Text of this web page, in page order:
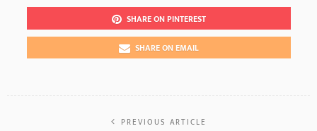
SHARE ON PINTEREST
SHARE ON EMAIL
PREVIOUS ARTICLE